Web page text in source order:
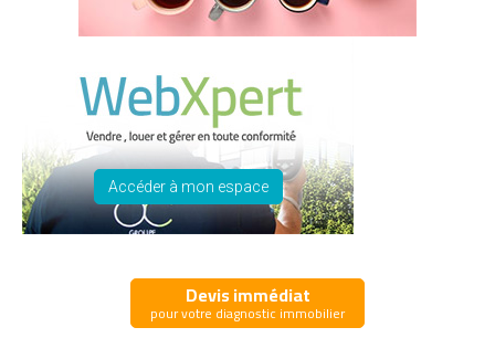
Accéder à mon espace
Devis immédiat
pour votre diagnostic immobilier